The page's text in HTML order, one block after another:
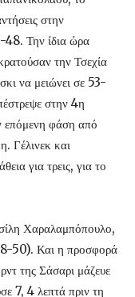
στην
48. Την ίδια ώρα
την Τσεχία
να μειώνει σε 53-
στην 4η
επόμενη φάση από
Γέλινεκ και
για τρεις, για το
Χαραλαμπόπουλο,
50). Και η προσφορά
της Σάσαρι μάζευε
7, 4 λεπτά πριν τη